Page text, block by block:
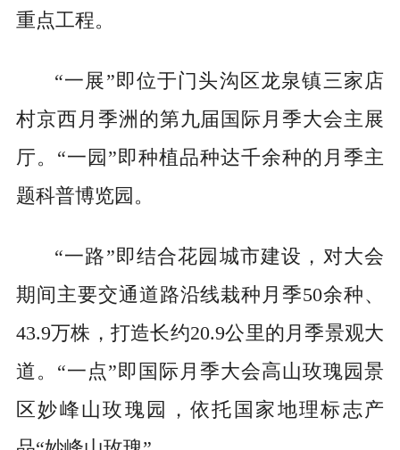
重点工程。
“一展”即位于门头沟区龙泉镇三家店
村京西月季洲的第九届国际月季大会主展
厅。“一园”即种植品种达千余种的月季主
题科普博览园。
“一路”即结合花园城市建设，对大会
期间主要交通道路沿线栽种月季50余种、
43.9万株，打造长约20.9公里的月季景观大
道。“一点”即国际月季大会高山玫瑰园景
区妙峰山玫瑰园，依托国家地理标志产